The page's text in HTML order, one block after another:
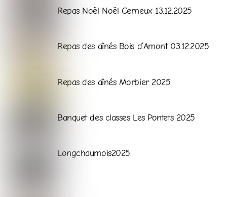
Galerie
Repas Noël Noël Cerneux 13.12.2025
Galerie
Repas des aînés Bois d’Amont 03.12.2025
Repas des aînés Morbier 2025
Banquet des classes Les Pontets 2025
Longchaumois2025